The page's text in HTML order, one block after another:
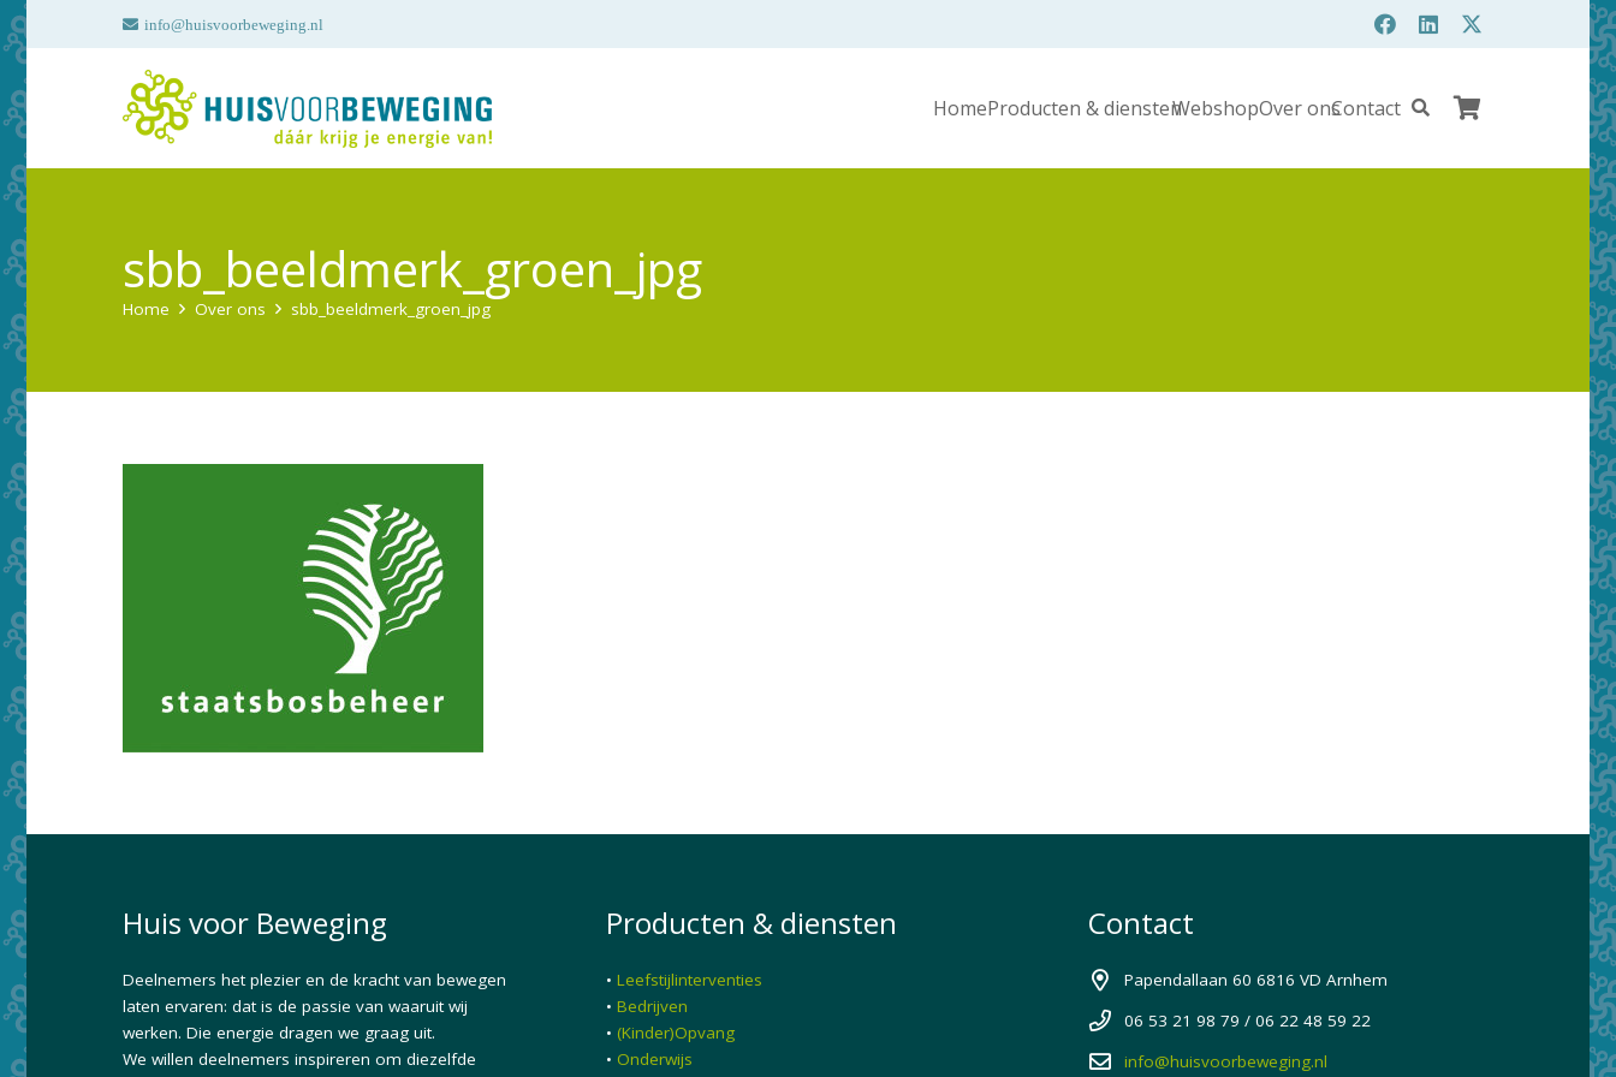
info@huisvoorbeweging.nl
HomeProducten & dienstenWebshopOver onsContact
sbb_beeldmerk_groen_jpg
Home Over ons sbb_beeldmerk_groen_jpg
Huis voor Beweging
Deelnemers het plezier en de kracht van bewegen
laten ervaren: dat is de passie van waaruit wij
werken. Die energie dragen we graag uit.
We willen deelnemers inspireren om diezelfde
Producten & diensten
• Leefstijlinterventies
• Bedrijven
• (Kinder)Opvang
• Onderwijs
Contact
Papendallaan 60 6816 VD Arnhem
06 53 21 98 79 / 06 22 48 59 22
info@huisvoorbeweging.nl